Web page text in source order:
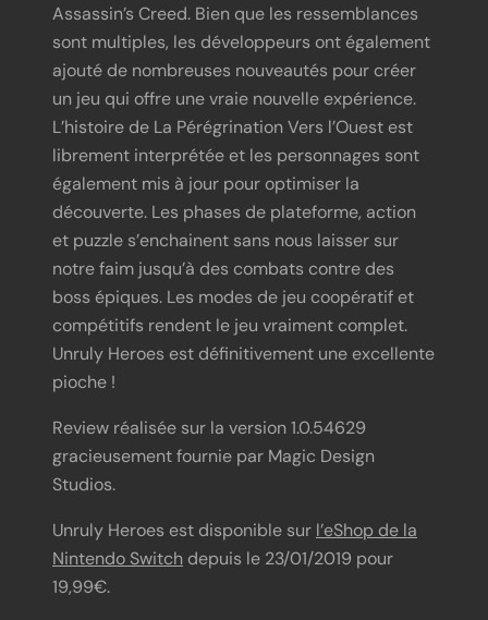
Assassin’s Creed. Bien que les ressemblances
sont multiples, les développeurs ont également
ajouté de nombreuses nouveautés pour créer
un jeu qui offre une vraie nouvelle expérience.
L’histoire de La Pérégrination Vers l’Ouest est
librement interprétée et les personnages sont
également mis à jour pour optimiser la
découverte. Les phases de plateforme, action
et puzzle s’enchainent sans nous laisser sur
notre faim jusqu’à des combats contre des
boss épiques. Les modes de jeu coopératif et
compétitifs rendent le jeu vraiment complet.
Unruly Heroes est définitivement une excellente
pioche !
Review réalisée sur la version 1.0.54629
gracieusement fournie par Magic Design
Studios.
Unruly Heroes est disponible sur l’eShop de la
Nintendo Switch depuis le 23/01/2019 pour
19,99€.